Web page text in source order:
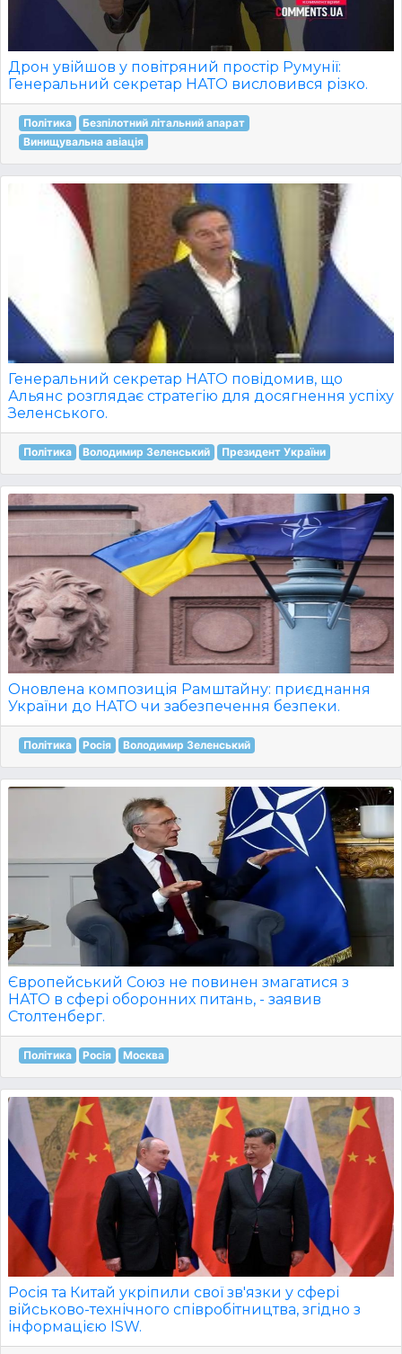
Дрон увійшов у повітряний простір Румунії:
Генеральний секретар НАТО висловився різко.
Політика
Безпілотний літальний апарат
Винищувальна авіація
Генеральний секретар НАТО повідомив, що
Альянс розглядає стратегію для досягнення успіху
Зеленського.
Політика Володимир Зеленський Президент України
Оновлена композиція Рамштайну: приєднання
України до НАТО чи забезпечення безпеки.
Політика Росія Володимир Зеленський
Європейський Союз не повинен змагатися з
НАТО в сфері оборонних питань, - заявив
Столтенберг.
Політика Росія Москва
Росія та Китай укріпили свої зв'язки у сфері
військово-технічного співробітництва, згідно з
інформацією ISW.